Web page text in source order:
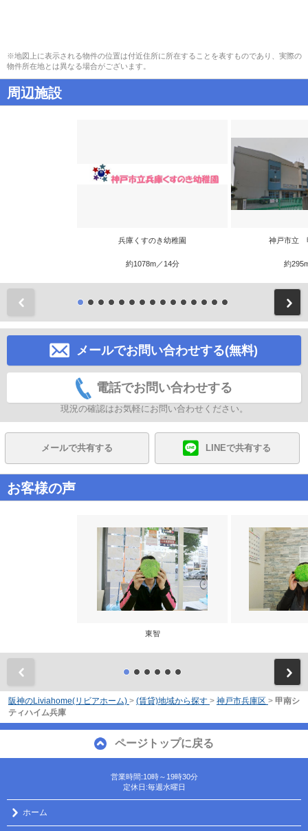
※地図上に表示される物件の位置は付近住所に所在することを表すものであり、実際の
物件所在地とは異なる場合がございます。
周辺施設
兵庫くすのき幼稚園
約1078m／14分
神戸市立
約
メールでお問い合わせする(無料)
電話でお問い合わせする
現況の確認はお気軽にお問い合わせください。
メールで共有する LINEで共有する
お客様の声
東智
阪神のLiviahome(リビアホーム) > (賃貸)地域から探す > 神戸市兵庫区 > 甲南シ
ティハイム兵庫
ページトップに戻る
営業時間:10時～19時30分
定休日:毎週水曜日
ホーム